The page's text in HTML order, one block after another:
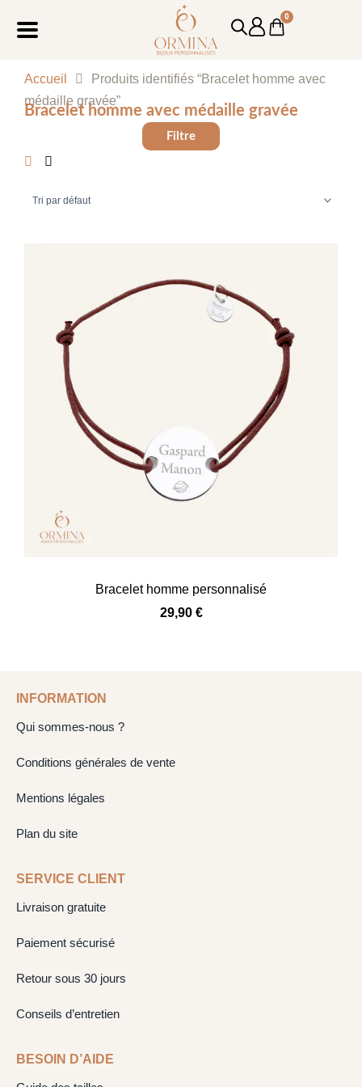
0Cart
Accueil
Produits identifiés “Bracelet homme avec
médaille gravée”
Bracelet homme avec médaille gravée
Filtre
Bracelet homme personnalisé
29,90 €
INFORMATION
Qui sommes-nous ?
Conditions générales de vente
Mentions légales
Plan du site
SERVICE CLIENT
Livraison gratuite
Paiement sécurisé
Retour sous 30 jours
Conseils d’entretien
BESOIN D’AIDE